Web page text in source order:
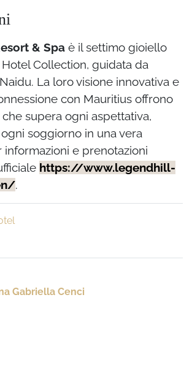
& Spa è il settimo gioiello
Collection, guidata da
La loro visione innovativa e
con Mauritius offrono
che supera ogni aspettativa,
soggiorno in una vera
informazioni e prenotazioni
https://www.legendhill-
.
Gabriella Cenci